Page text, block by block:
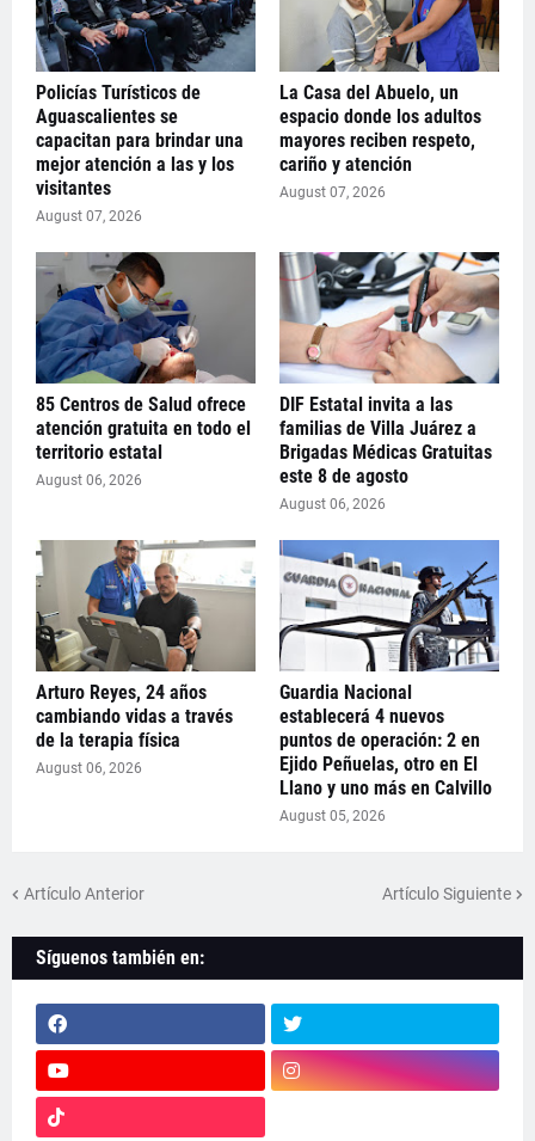
Policías Turísticos de
Aguascalientes se
capacitan para brindar una
mejor atención a las y los
visitantes
August 07, 2026
La Casa del Abuelo, un
espacio donde los adultos
mayores reciben respeto,
cariño y atención
August 07, 2026
85 Centros de Salud ofrece
atención gratuita en todo el
territorio estatal
August 06, 2026
DIF Estatal invita a las
familias de Villa Juárez a
Brigadas Médicas Gratuitas
este 8 de agosto
August 06, 2026
Arturo Reyes, 24 años
cambiando vidas a través
de la terapia física
August 06, 2026
Guardia Nacional
establecerá 4 nuevos
puntos de operación: 2 en
Ejido Peñuelas, otro en El
Llano y uno más en Calvillo
August 05, 2026
Artículo Anterior Artículo Siguiente
Síguenos también en: